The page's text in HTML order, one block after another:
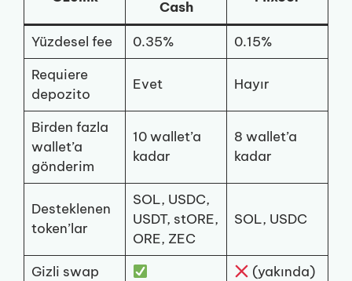
Cash
Yüzdesel fee 0.35%
0.15%
Requiere
depozito
Evet Hayır
Birden fazla
wallet’a
gönderim
10 wallet’a
kadar
8 wallet’a
kadar
Desteklenen
token’lar
SOL, USDC,
USDT, stORE,
ORE, ZEC
SOL, USDC
Gizli swap
(yakında)